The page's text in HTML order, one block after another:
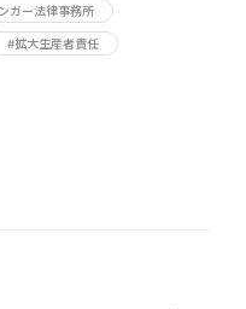
ガー法律事務所
#拡大生産者責任